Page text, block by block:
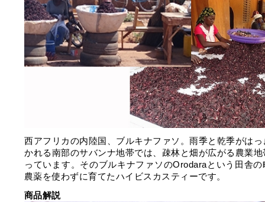
⻄アフリカの内陸国、ブルキナファソ。⾬季と乾季がは
かれる南部のサバンナ地帯では、疎林と畑が広がる農業
っています。そのブルキナファソのOrodaraという田舎の
農薬を使わずに育てたハイビスカスティーです。
商品解説